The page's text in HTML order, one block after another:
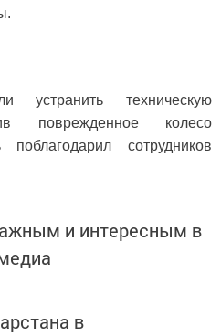
устранить техническую
поврежденное колесо
сотрудников
и интересным в
в